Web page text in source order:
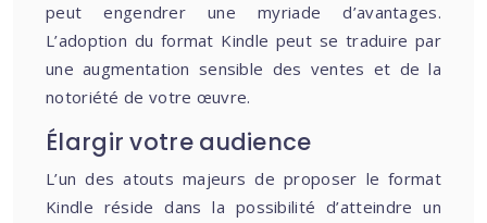
peut engendrer une myriade d’avantages.
L’adoption du format Kindle peut se traduire par
une augmentation sensible des ventes et de la
notoriété de votre œuvre.
Élargir votre audience
L’un des atouts majeurs de proposer le format
Kindle réside dans la possibilité d’atteindre un